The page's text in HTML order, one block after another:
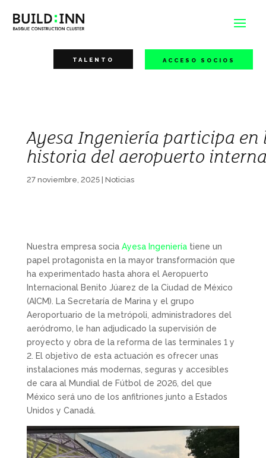
TALENTO ACCESO SOCIOS
Ayesa Ingeniería participa
historia del aeropuerto
27 noviembre, 2025| Noticias
Nuestra empresa socia Ayesa Ingenieríatiene un
papel protagonista en la mayor transformación que
ha experimentado hasta ahora el Aeropuerto
Internacional Benito Júarez de la Ciudad de México
(AICM). La Secretaría de Marina y el grupo
Aeroportuario de la metrópoli, administradores del
aeródromo, le han adjudicado la supervisión de
proyecto y obra de la reforma de las terminales 1 y
2. El objetivo de esta actuación es ofrecer unas
instalaciones más modernas, seguras y accesibles
de cara al Mundial de Fútbol de 2026, del que
México será uno de los anfitriones junto a Estados
Unidos y Canadá.